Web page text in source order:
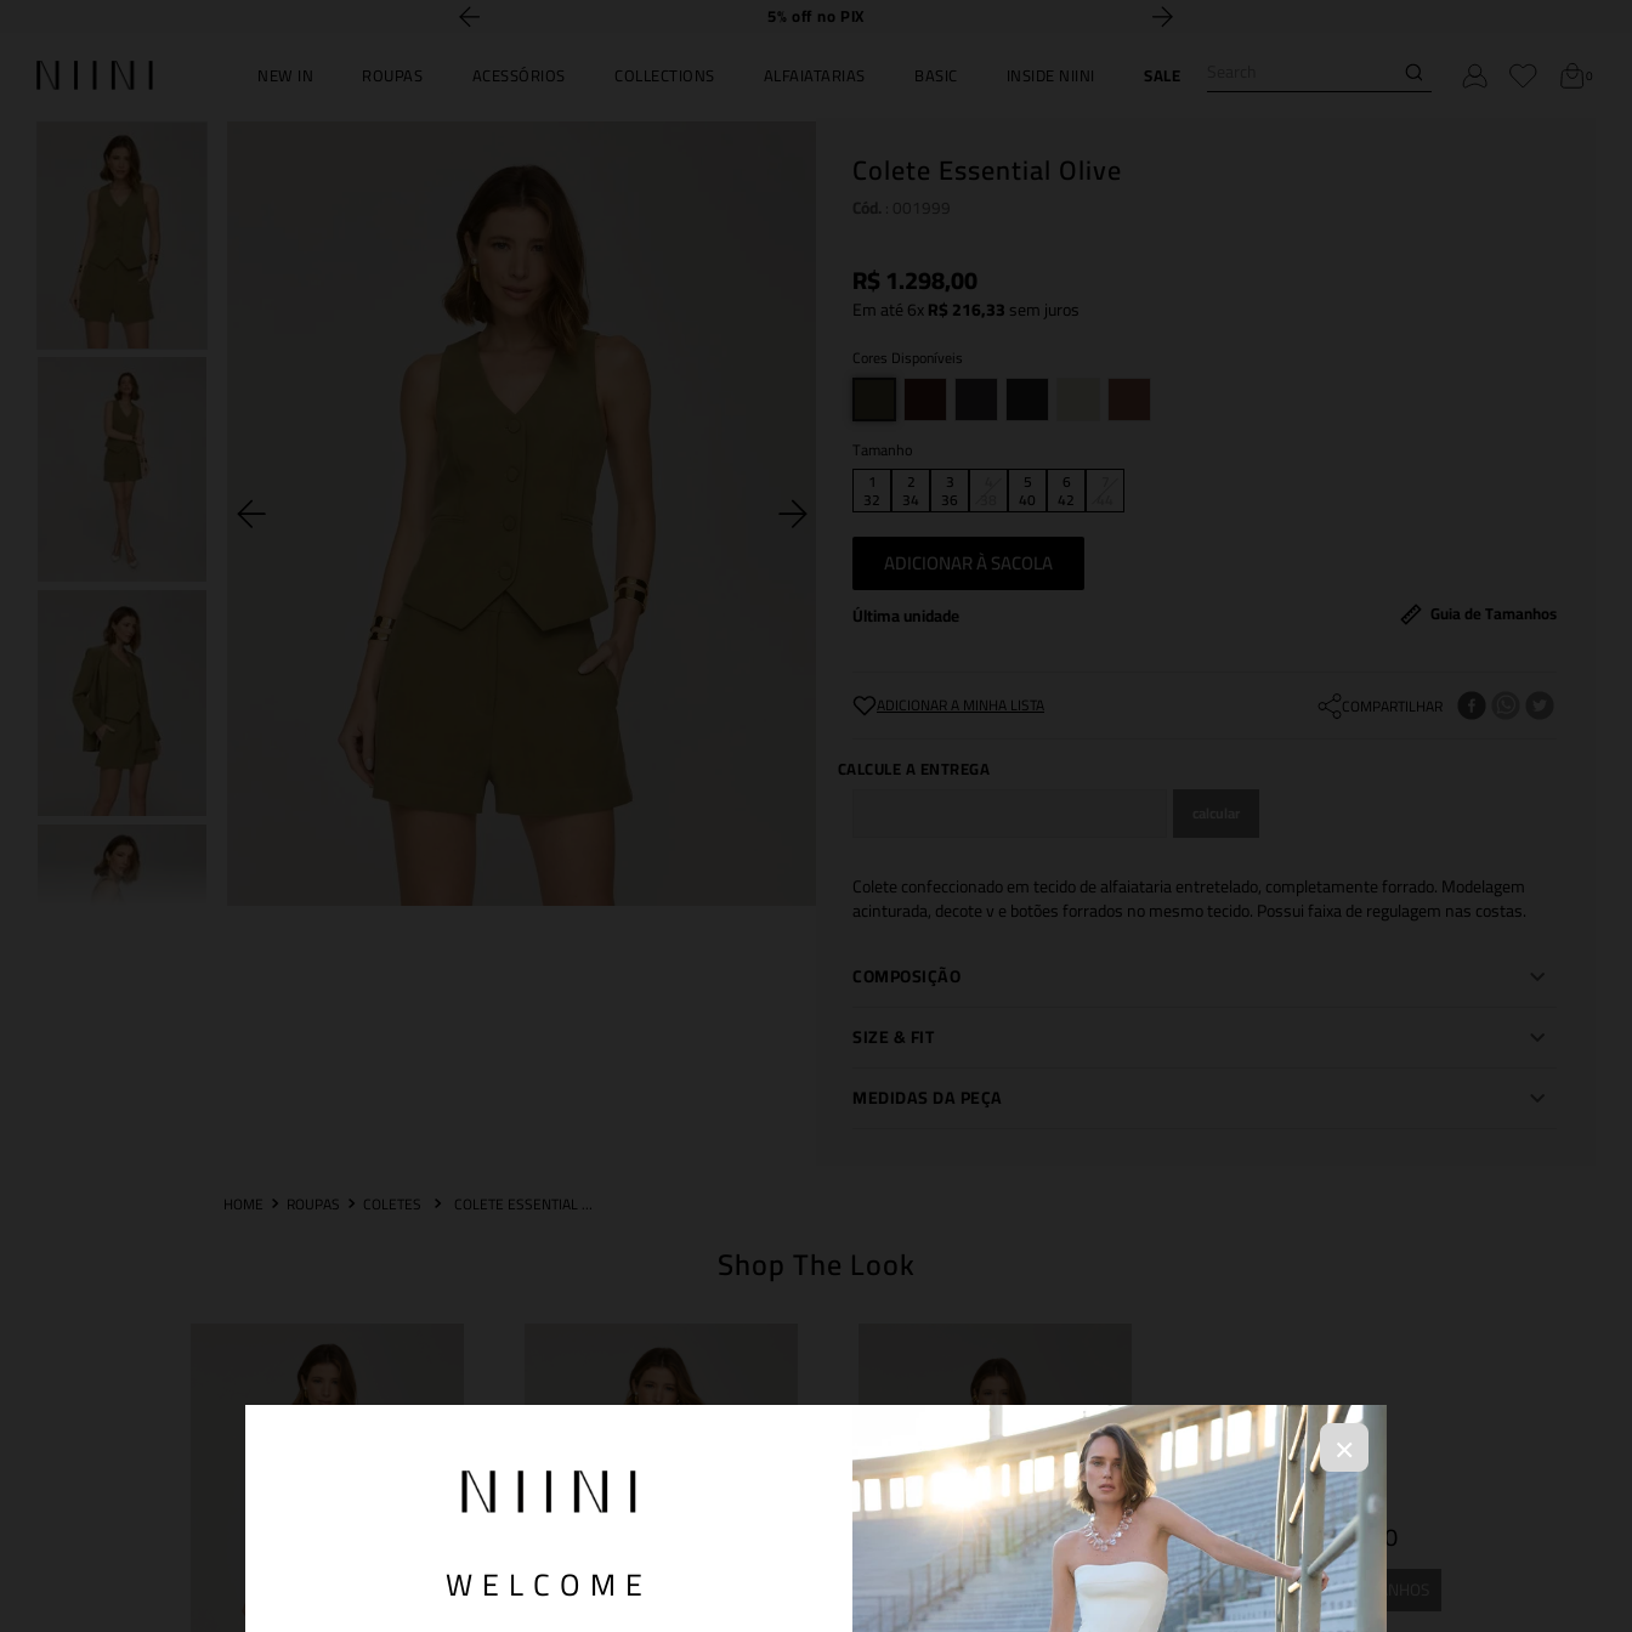
online eretireno JK Iguatemi.
NEW IN ROUPAS ACESSÓRIOS COLLECTIONS ALFAIATARIAS BASIC INSIDE NIINI SALE 0
×
WELCOME
Colete Essential Olive
R$1.298,00
Em até6xR$216,33sem juros
Cores Disponíveis
Tamanho
1
32
2
34
3
36
5
40
6
42
ADICIONAR À SACOLA
Última unidade Guia de Tamanhos
COMPARTILHAR
Colete confeccionado em tecido de alfaiataria entretelado, completamente forrado. Modelagem
acinturada, decote v e botões forrados no mesmo tecido. Possui faixa de regulagem nas costas.
COMPOSIÇÃO
SIZE & FIT
MEDIDAS DA PEÇA
ROUPAS COLETES COLETE ESSENTIAL OLIVE
Shop The Look
R$ 4.594,00
SELECIONE OS TAMANHOS